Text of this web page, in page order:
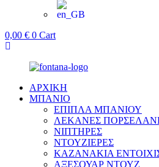
0,00 € 0 Cart
ΑΡΧΙΚΗ
ΜΠΑΝΙΟ
ΕΠΙΠΛΑ ΜΠΑΝΙΟΥ
ΛΕΚΑΝΕΣ
ΝΙΠΤΗΡΕΣ
ΝΤΟΥΖΙΕΡΕΣ
ΚΑΖΑΝΑΚΙΑ
ΑΞΕΣΟΥΑΡ ΝΤΟΥΖ